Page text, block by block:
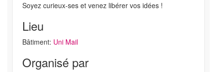
Soyez curieux-ses et venez libérer vos idées !
Lieu
Bâtiment: Uni Mail
Organisé par